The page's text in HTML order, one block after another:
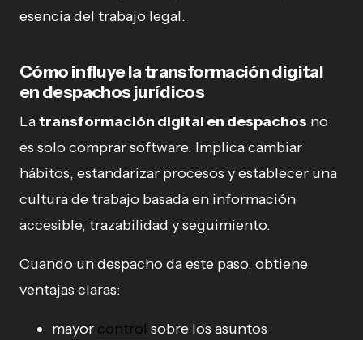
esencia del trabajo legal.
Cómo influye la transformación digital
en despachos jurídicos
Latransformación digital en despachos no
es solo comprar software. Implica cambiar
hábitos, estandarizar procesos y establecer una
cultura de trabajo basada en información
accesible, trazabilidad y seguimiento.
Cuando un despacho da este paso, obtiene
ventajas claras:
mayor control sobre los asuntos